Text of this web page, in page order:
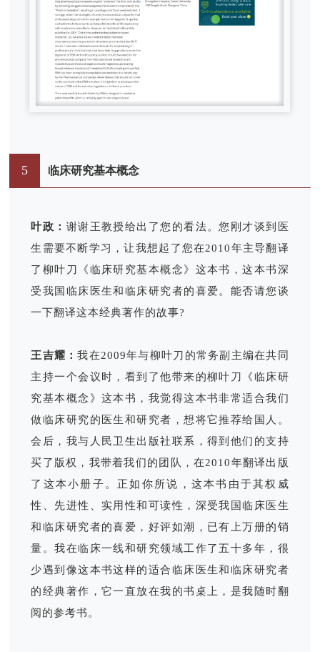
5 临床研究基本概念
叶政： 谢谢王教授给出了您的看法。您刚才谈到医
生需要不断学习，让我想起了您在2010年主导翻译
了柳叶刀《临床研究基本概念》这本书，这本书深
受我国临床医生和临床研究者的喜爱。能否请您谈
一下翻译这本经典著作的故事?
王吉耀：我在2009年与柳叶刀的常务副主编在共同
主持一个会议时，看到了他带来的柳叶刀《临床研
究基本概念》这本书，我觉得这本书非常适合我们
做临床研究的医生和研究者，想将它推荐给国人。
会后，我与人民卫生出版社联系，得到他们的支持
买了版权，我带着我们的团队，在2010年翻译出版
了这本小册子。正如你所说，这本书由于其权威
性、先进性、实用性和可读性，深受我国临床医生
和临床研究者的喜爱，好评如潮，已有上万册的销
量。我在临床一线和研究领域工作了五十多年，很
少遇到像这本书这样的适合临床医生和临床研究者
的经典著作，它一直放在我的书桌上，是我随时翻
阅的参考书。